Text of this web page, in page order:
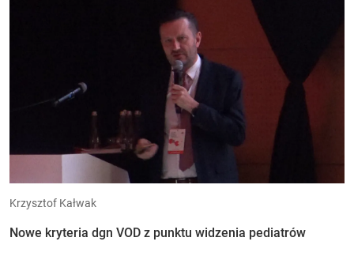
Krzysztof Kałwak
Nowe kryteria dgn VOD z punktu widzenia pediatrów